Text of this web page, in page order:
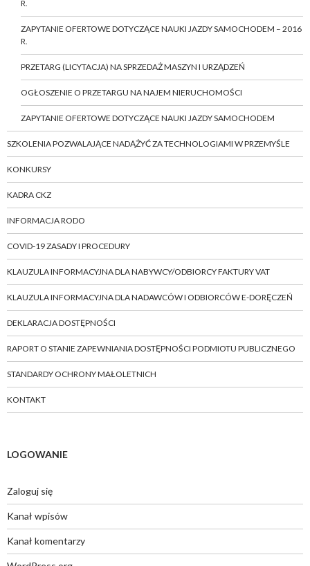
R.
ZAPYTANIE OFERTOWE DOTYCZĄCE NAUKI JAZDY SAMOCHODEM – 2016
R.
PRZETARG (LICYTACJA) NA SPRZEDAŻ MASZYN I URZĄDZEŃ
OGŁOSZENIE O PRZETARGU NA NAJEM NIERUCHOMOŚCI
ZAPYTANIE OFERTOWE DOTYCZĄCE NAUKI JAZDY SAMOCHODEM
SZKOLENIA POZWALAJĄCE NADĄŻYĆ ZA TECHNOLOGIAMI W PRZEMYŚLE
KONKURSY
KADRA CKZ
INFORMACJA RODO
COVID-19 ZASADY I PROCEDURY
KLAUZULA INFORMACYJNA DLA NABYWCY/ODBIORCY FAKTURY VAT
KLAUZULA INFORMACYJNA DLA NADAWCÓW I ODBIORCÓW E-DORĘCZEŃ
DEKLARACJA DOSTĘPNOŚCI
RAPORT O STANIE ZAPEWNIANIA DOSTĘPNOŚCI PODMIOTU PUBLICZNEGO
STANDARDY OCHRONY MAŁOLETNICH
KONTAKT
LOGOWANIE
Zaloguj się
Kanał wpisów
Kanał komentarzy